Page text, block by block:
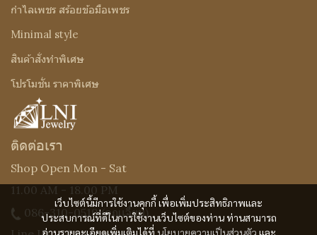
เว็บไซต์นี้มีการใช้งานคุกกี้ เพื่อเพิ่มประสิทธิภาพและ
ประสบการณ์ที่ดีในการใช้งานเว็บไซต์ของท่าน ท่านสามารถ
อ่านรายละเอียดเพิ่มเติมได้ที่ นโยบายความเป็นส่วนตัว และ
กำไลเพชร สร้อยข้อมือเพชร
Minimal style
สินค้าสั่งทำพิเศษ
โปรโมชั่น ราคาพิเศษ
ติดต่อเรา
Shop Open Mon - Sat
11.00 AM - 18.00 PM
086-310-0519(คุณเจี๊ยบ)